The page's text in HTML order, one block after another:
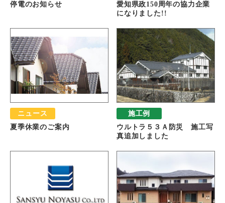
停電のお知らせ
愛知県政150周年の協力企業
になりました!!
ニュース
夏季休業のご案内
施工例
ウルトラ５３Ａ防災 施工写
真追加しました